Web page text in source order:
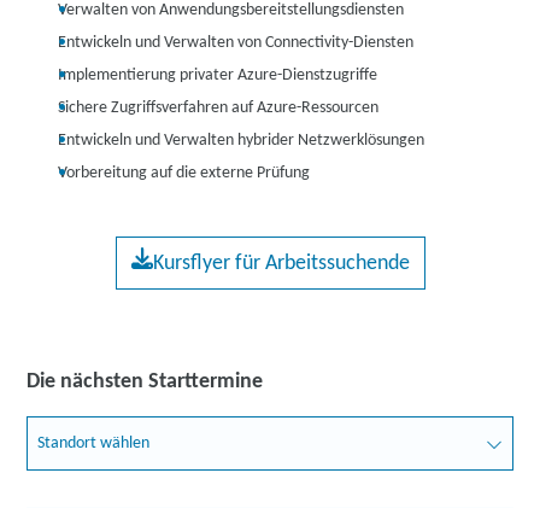
Verwalten von Anwendungsbereitstellungsdiensten
Entwickeln und Verwalten von Connectivity-Diensten
Implementierung privater Azure-Dienstzugriffe
Sichere Zugriffsverfahren auf Azure-Ressourcen
Entwickeln und Verwalten hybrider Netzwerklösungen
Vorbereitung auf die externe Prüfung
Kursflyer für Arbeitssuchende
Die nächsten Starttermine
Standort wählen